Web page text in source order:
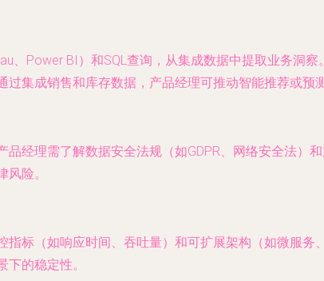
、Power BI）和SQL查询，从集成数据中提取业务洞
集成销售和库存数据，产品经理可推动智能推荐或预
经理需了解数据安全法规（如GDPR、网络安全法）
险。
标（如响应时间、吞吐量）和可扩展架构（如微服
的稳定性。